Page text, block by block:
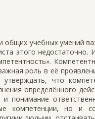
общих учебных умений
этого недостаточно.
роль в её
что
определённого
понимание
компетенции, но и